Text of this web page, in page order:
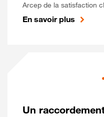
Arcep de la satisfaction
En savoir plus
Un